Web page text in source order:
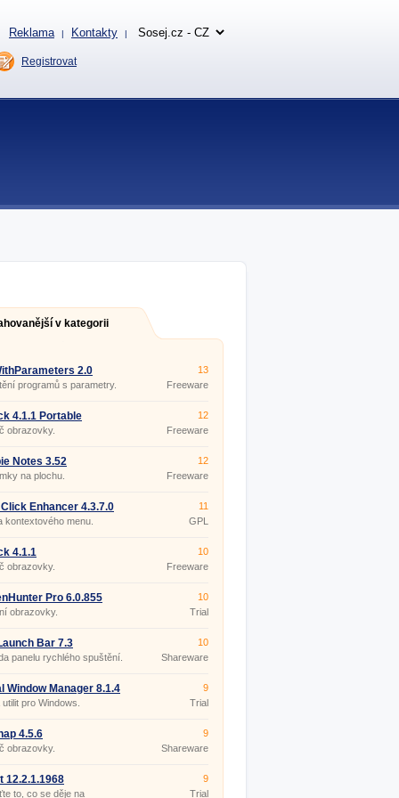
v kategorii
2.0
programů s parametry.
13
Freeware
4.1.1 Portable
obrazovky.
12
Freeware
Notes 3.52
na plochu.
12
Freeware
Enhancer 4.3.7.0
kontextového menu.
11
GPL
4.1.1
obrazovky.
10
Freeware
Pro 6.0.855
obrazovky.
10
Trial
Bar 7.3
panelu rychlého spuštění.
10
Shareware
Window Manager 8.1.4
pro Windows.
9
Trial
4.5.6
obrazovky.
9
Shareware
12.2.1.1968
to, co se děje na
9
Trial
Reklama | Kontakty |
Registrovat